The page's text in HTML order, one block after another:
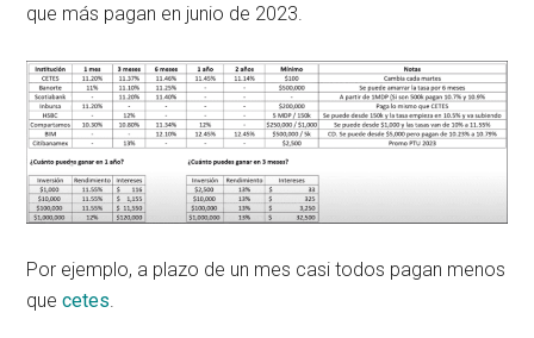
que más pagan en junio de 2023.
Por ejemplo, a plazo de un mes casi todos pagan menos
quecetes.